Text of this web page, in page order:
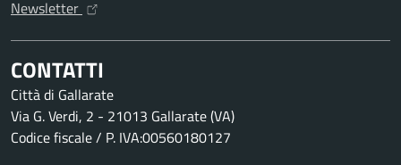
Newsletter
CONTATTI
Città di Gallarate
Via G. Verdi, 2 - 21013 Gallarate (VA)
Codice fiscale / P. IVA:00560180127